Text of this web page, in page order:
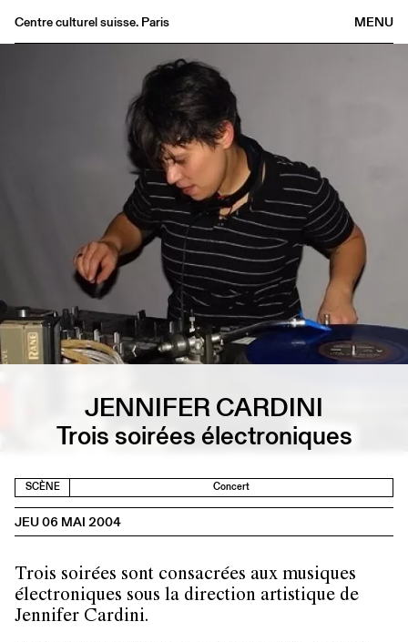
MENU
Centre culturel suisse. Paris
JENNIFER CARDINI
Trois soirées électroniques
SCÈNE Concert
JEU 06 MAI 2004
Trois soirées sont consacrées aux musiques
électroniques sous la direction artistique de
Jennifer Cardini.